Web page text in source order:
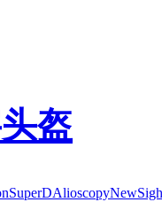
盔
SuperDAlioscopy